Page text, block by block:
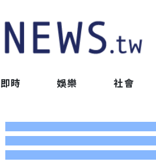
即時 娛樂 社會